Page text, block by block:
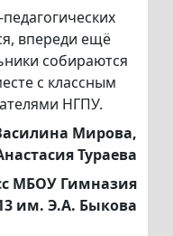
впереди ещё
собираются
с классным
НГПУ.
Мирова,
Тураева
МБОУ Гимназия
им. Э.А. Быкова